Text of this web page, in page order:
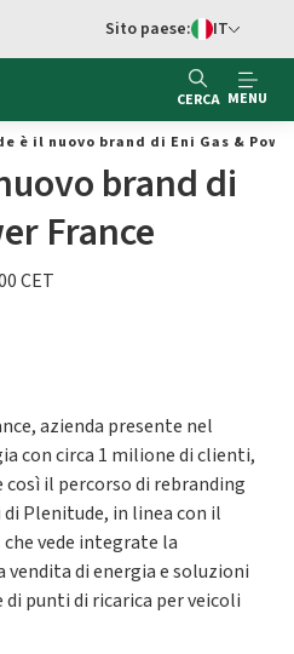
Switch di
Sito paese: IT
CERCA MENU
è il nuovo brand di Eni Gas &
brand di
France
CET
azienda presente nel
con circa 1 milione di clienti,
il percorso di rebranding
Plenitude, in linea con il
vede integrate la
di energia e soluzioni
punti di ricarica per veicoli